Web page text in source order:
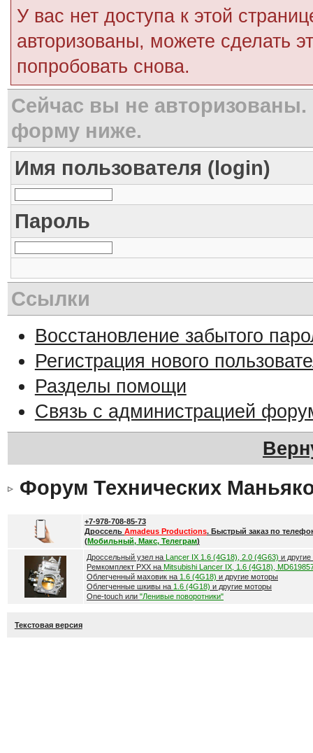
У вас нет доступа к этой
авторизованы, можете сделать
попробовать снова.
Сейчас вы не авторизованы.
форму ниже.
Имя пользователя (login)
Пароль
Ссылки
Восстановление забытого
Регистрация нового
Разделы помощи
Связь с администрацией
Форум Технических
+7-978-708-85-73
Дроссель Amadeus Productions. Быстрый заказ по
(Мобильный, Макс, Телеграм)
Дроссельный узел на Lancer IX 1.6 (4G18), 2.0 (4G63) и
Ремкомплект РХХ на Mitsubishi Lancer IX, 1.6 (4G18),
Облегченный маховик на 1.6 (4G18) и другие моторы
Облегченные шкивы на 1.6 (4G18) и другие моторы
One-touch или "Ленивые поворотники"
Текстовая версия